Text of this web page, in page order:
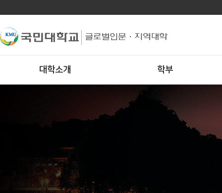
대학소개 학부